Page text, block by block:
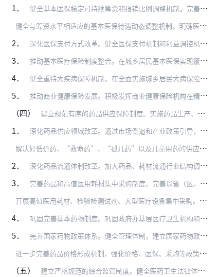
1． 健全基本医保稳定可持续筹资和报销比例调整机制。完善医保缴费参保政策，厘清政府、单位、个人缴费责任，逐步建立稳定可持续的多渠道筹资机制，同经济社会发展水平、各方承…
健
全与筹资水平相适应的基本医保待遇动态调整机制。明确医保待遇确定和调整的政策权限、调整依据和决策程序，避免待遇调整的随意性。明确基本医保的保障边界。合理确定基本…
2．
深化医保支付方式改革。健全医保支付机制和利益调控机制，实行精细化管理，激发医疗机构规范行为、控制成本、合理收治和转诊患者的内生动力。全面推行按病种付费为主，按人…
3． 推动基本医疗保险制度整合。在城乡居民基本医保实现覆盖范围、筹资政策、保障待遇、医保目录、定点管理、基金管理“六统一”的基础上，加快整合基本医保管理机构。理顺管理…
4． 健全重特大疾病保障机制。在全面实施城乡居民大病保险基础上，采取降低起付线、提高报销比例、合理确定合规医疗费用范围等措施，提高大病保险对困难群众支付的精准性。完善…
5． 推动商业健康保险发展。积极发挥商业健康保险机构在精算技术、专业服务和风险管理等方面的优势，鼓励和支持其参与医保经办服务，形成多元经办、多方竞争的新格局。在确保基…
（四） 建立规范有序的药品供应保障制度。实施药品生产、流通、使用全流程改革，调整利益驱动机制，破除以药补医，推动各级各类医疗机构全面配备、优先使用基本药物，建设符合国情…
1． 深化药品供应领域改革。通过市场倒逼和产业政策引导，推动企业提高创新和研发能力，促进做优做强，提高产业集中度，推动中药生产现代化和标准化，实现药品医疗器械质量达到…
解
决好低价药、“救命药”、“孤儿药”以及儿童用药的供应问题。扶持低价药品生产，保障市场供应，保持药价基本稳定。建立健全短缺药品监测预警和分级应对机制，加快推进紧…
2．
深化药品流通体制改革。加大药品、耗材流通行业结构调整力度，引导供应能力均衡配置，加快构建药品流通全国统一开放、竞争有序的市场格局，破除地方保护，形成现代流通新体…
3． 完善药品和高值医用耗材集中采购制度。完善以省（区、市）为单位的网上药品集中采购机制，落实公立医院药品分类采购，坚持集中带量采购原则，公立医院改革试点城市可采取以…
开
展高值医用耗材、检验检测试剂、大型医疗设备集中采购。规范和推进高值医用耗材集中采购，统一高值医用耗材编码标准，区别不同情况推行高值医用耗材招标采购、谈判采购、…
4．
巩固完善基本药物制度。巩固政府办基层医疗卫生机构和村卫生室实施基本药物制度成果，推动基本药物在目录、标识、价格、配送、配备使用等方面实行统一政策。加强儿童、老年…
5． 完善国家药物政策体系。健全管理体制，建立国家药物政策协调机制。推动医药分开，采取综合措施切断医院和医务人员与药品、耗材间的利益链。医疗机构应按照药品通用名开具处…
进
一步完善药品价格形成机制，强化价格、医保、采购等政策的衔接，坚持分类管理，实行不同的价格管理方式，逐步建立符合我国药品市场特点的药价管理体系。建立健全医保药品…
（五）
建立严格规范的综合监管制度。健全医药卫生法律体系，加快转变政府职能，完善与医药卫生事业发展相适应的监管模式，提高综合监管效率和水平，推进监管法制化和规范化，建立…